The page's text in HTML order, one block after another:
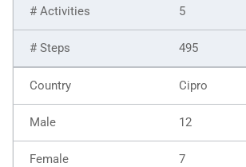
5
495
Cipro
12
7